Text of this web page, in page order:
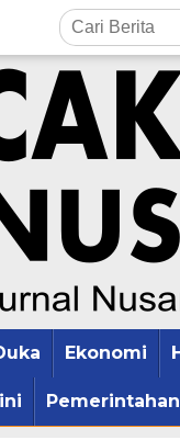
Ekonomi
Pemerintahan